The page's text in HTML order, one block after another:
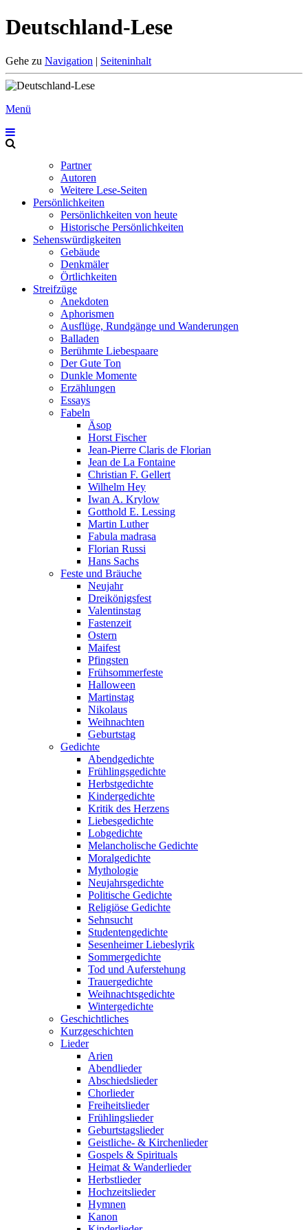
Deutschland-Lese
Gehe zu Navigation | Seiteninhalt
Menü
Partner
Autoren
Weitere Lese-Seiten
Persönlichkeiten
Persönlichkeiten von heute
Historische Persönlichkeiten
Sehenswürdigkeiten
Gebäude
Denkmäler
Örtlichkeiten
Streifzüge
Anekdoten
Aphorismen
Ausflüge, Rundgänge und Wanderungen
Balladen
Berühmte Liebespaare
Der Gute Ton
Dunkle Momente
Erzählungen
Essays
Fabeln
Äsop
Horst Fischer
Jean-Pierre Claris de Florian
Jean de La Fontaine
Christian F. Gellert
Wilhelm Hey
Iwan A. Krylow
Gotthold E. Lessing
Martin Luther
Fabula madrasa
Florian Russi
Hans Sachs
Feste und Bräuche
Neujahr
Dreikönigsfest
Valentinstag
Fastenzeit
Ostern
Maifest
Pfingsten
Frühsommerfeste
Halloween
Martinstag
Nikolaus
Weihnachten
Geburtstag
Gedichte
Abendgedichte
Frühlingsgedichte
Herbstgedichte
Kindergedichte
Kritik des Herzens
Liebesgedichte
Lobgedichte
Melancholische Gedichte
Moralgedichte
Mythologie
Neujahrsgedichte
Politische Gedichte
Religiöse Gedichte
Sehnsucht
Studentengedichte
Sesenheimer Liebeslyrik
Sommergedichte
Tod und Auferstehung
Trauergedichte
Weihnachtsgedichte
Wintergedichte
Geschichtliches
Kurzgeschichten
Lieder
Arien
Abendlieder
Abschiedslieder
Chorlieder
Freiheitslieder
Frühlingslieder
Geburtstagslieder
Geistliche- & Kirchenlieder
Gospels & Spirituals
Heimat & Wanderlieder
Herbstlieder
Hochzeitslieder
Hymnen
Kanon